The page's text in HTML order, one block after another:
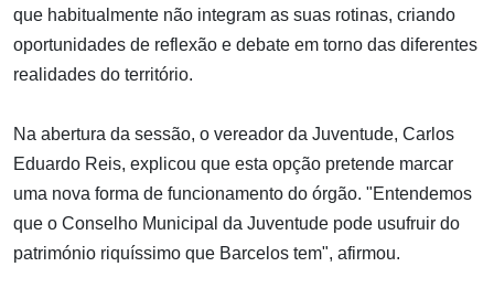
que habitualmente não integram as suas rotinas, criando
oportunidades de reflexão e debate em torno das diferentes
realidades do território.
Na abertura da sessão, o vereador da Juventude, Carlos
Eduardo Reis, explicou que esta opção pretende marcar
uma nova forma de funcionamento do órgão. "Entendemos
que o Conselho Municipal da Juventude pode usufruir do
património riquíssimo que Barcelos tem", afirmou.